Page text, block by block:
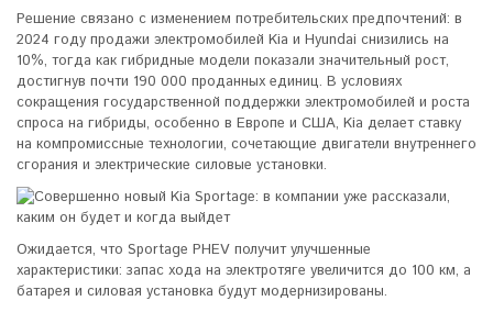
Решение связано с изменением потребительских предпочтений: в
2024 году продажи электромобилей Kia и Hyundai снизились на
10%, тогда как гибридные модели показали значительный рост,
достигнув почти 190 000 проданных единиц. В условиях
сокращения государственной поддержки электромобилей и роста
спроса на гибриды, особенно в Европе и США, Kia делает ставку
на компромиссные технологии, сочетающие двигатели внутреннего
сгорания и электрические силовые установки.
Ожидается, что Sportage PHEV получит улучшенные
характеристики: запас хода на электротяге увеличится до 100 км, а
батарея и силовая установка будут модернизированы.